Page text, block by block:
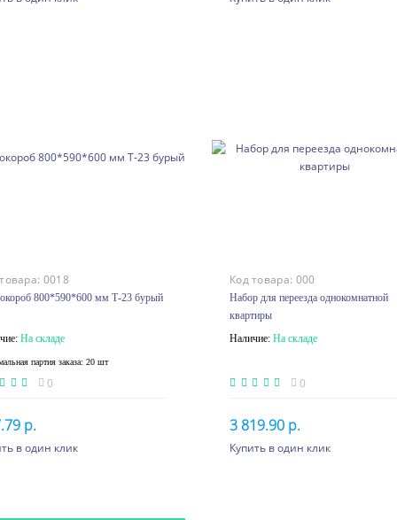
В корзину В корзину
0018
800*590*600 мм Т-23 бурый
На складе
партия заказа: 20 шт
0
р.
или более 288.89 p.
В корзину
в один клик
Код товара: 000
Набор для переезда однокомнатной
квартиры
Наличие: На складе
0
3 819.90 р.
В корзину
Купить в один клик